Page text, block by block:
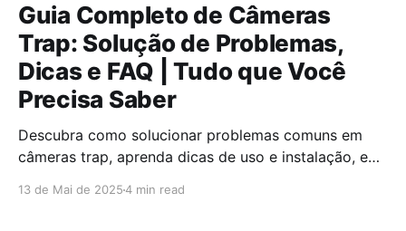
Guia Completo de Câmeras
Trap: Solução de Problemas,
Dicas e FAQ | Tudo que Você
Precisa Saber
Descubra como solucionar problemas comuns em
câmeras trap, aprenda dicas de uso e instalação, e
13 de Mai de 20254 min read